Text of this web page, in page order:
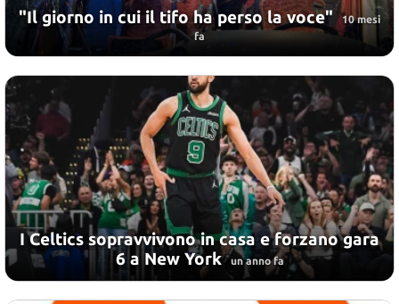
"Il giorno in cui il tifo ha perso la voce" 10 mesi
fa
I Celtics sopravvivono in casa e forzano gara
6 a New York un anno fa